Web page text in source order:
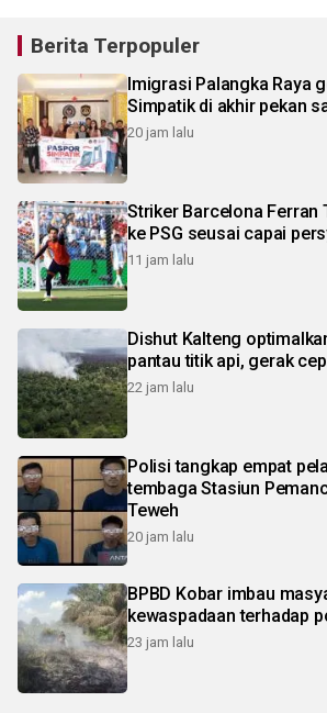
Berita Terpopuler
Imigrasi Palangka Raya
Simpatik di akhir pekan
20 jam lalu
Striker Barcelona Ferran
ke PSG seusai capai
11 jam lalu
Dishut Kalteng
pantau titik api, gerak
22 jam lalu
Polisi tangkap empat
tembaga Stasiun
Teweh
20 jam lalu
BPBD Kobar imbau
kewaspadaan terhadap
23 jam lalu